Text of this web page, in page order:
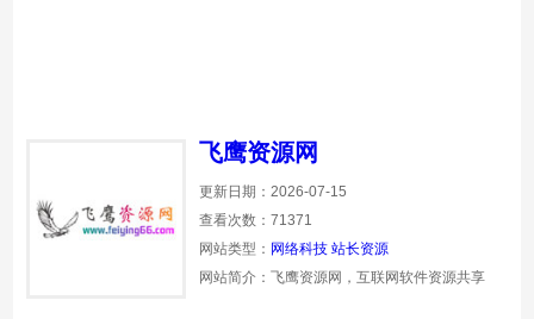
飞鹰资源网
更新日期：2026-07-15
查看次数：71371
网站类型： 网络科技 站长资源
网站简介：飞鹰资源网，互联网软件资源共享